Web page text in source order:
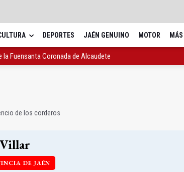
DEPORTES JAÉN GENUINO MOTOR MÁS
el tanto" de los datos de empleo
de los corderos
DE JAÉN